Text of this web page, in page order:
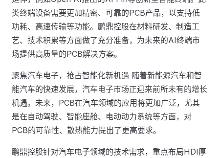
类终端设备需要更加精密、可靠的PCB产品，以支持低
功耗、高速传输等功能。鹏鼎控股在材料研发、制造工
艺、技术积累等方面做了充分准备，为未来的AI终端市
场提供高质量的PCB解决方案。
聚焦汽车电子，抢占智能化新机遇 随着新能源汽车和智
能汽车的快速发展，汽车电子市场正迎来前所未有的增长
机遇。未来，PCB在汽车领域的应用将更加广泛，尤其
是在自动驾驶、智能座舱、电动动力系统等方面，对
PCB的可靠性、散热能力提出了更高要求。
鹏鼎控股针对汽车电子领域的技术需求，重点布局HDI厚